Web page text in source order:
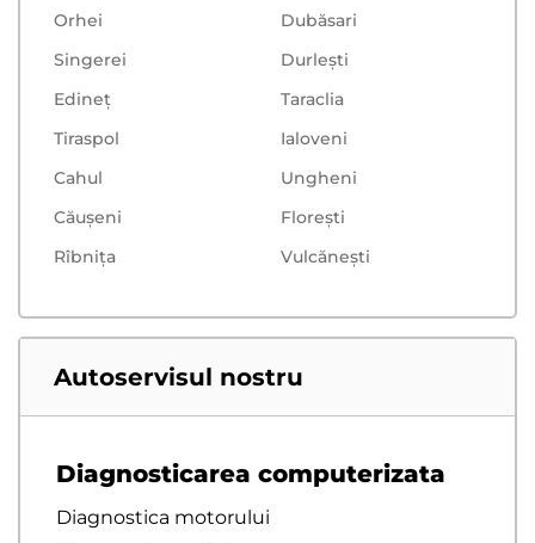
Orhei
Dubăsari
Singerei
Durlești
Edineț
Taraclia
Tiraspol
Ialoveni
Cahul
Ungheni
Căușeni
Floreşti
Rîbnița
Vulcăneşti
Autoservisul nostru
Diagnosticarea computerizata
Diagnostica motorului